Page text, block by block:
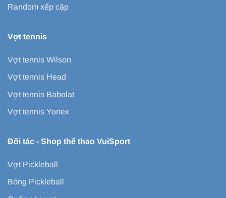
Random xếp cặp
Vợt tennis
Vợt tennis Wilson
Vợt tennis Head
Vợt tennis Babolat
Vợt tennis Yonex
Đối tác - Shop thể thao VuiSport
Vợt Pickleball
Bóng Pickleball